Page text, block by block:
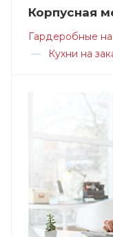
Корпусная
Гардеробные на
—
Кухни на